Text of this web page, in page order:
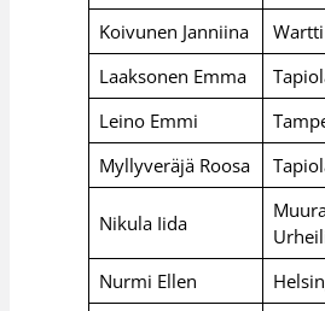
Koivunen Janniina
Laaksonen Emma
Leino Emmi
Myllyveräjä Roosa
Nikula Iida
Nurmi Ellen